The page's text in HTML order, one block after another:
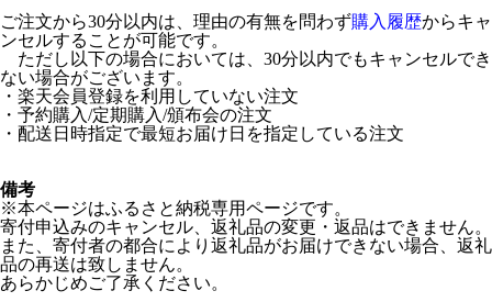
ご注文から30分以内は、理由の有無を問わず購入履歴からキャ
ンセルすることが可能です。
ただし以下の場合においては、30分以内でもキャンセルでき
ない場合がございます。
・楽天会員登録を利用していない注文
・予約購入/定期購入/頒布会の注文
・配送日時指定で最短お届け日を指定している注文
備考
※本ページはふるさと納税専用ページです。
寄付申込みのキャンセル、返礼品の変更・返品はできません。
また、寄付者の都合により返礼品がお届けできない場合、返礼
品の再送は致しません。
あらかじめご了承ください。